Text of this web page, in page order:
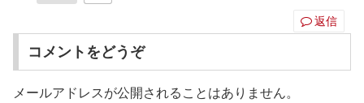
返信
コメントをどうぞ
メールアドレスが公開されることはありません。